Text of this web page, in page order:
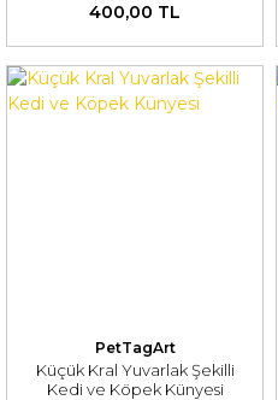
400,00 TL
PetTagArt
Küçük Kral Yuvarlak Şekilli
Kedi ve Köpek Künyesi